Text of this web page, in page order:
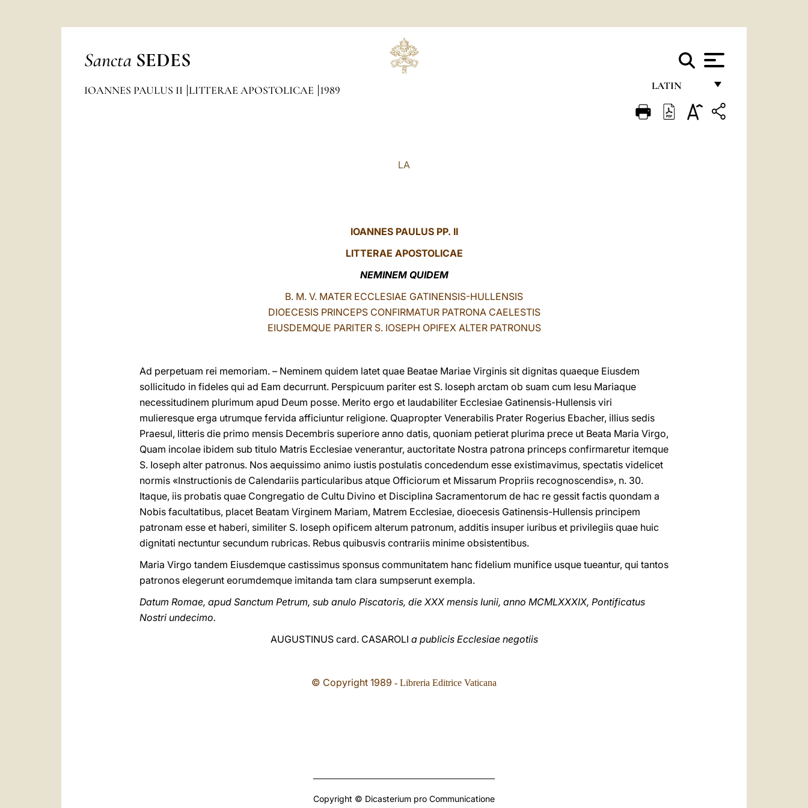
Sancta SEDES
LATIN
FRANÇAIS
IOANNES PAULUS II LITTERAE APOSTOLICAE 1989
LA
IOANNES PAULUS PP. II
LITTERAE APOSTOLICAE
NEMINEM QUIDEM
B. M. V. MATER ECCLESIAE GATINENSIS-HULLENSIS
DIOECESIS PRINCEPS CONFIRMATUR PATRONA CAELESTIS
EIUSDEMQUE PARITER S. IOSEPH OPIFEX ALTER PATRONUS
Ad perpetuam rei memoriam. – Neminem quidem latet quae Beatae Mariae Virginis sit dignitas quaeque Eiusdem
sollicitudo in fideles qui ad Eam decurrunt. Perspicuum pariter est S. Ioseph arctam ob suam cum Iesu Mariaque
necessitudinem plurimum apud Deum posse. Merito ergo et laudabiliter Ecclesiae Gatinensis-Hullensis viri
mulieresque erga utrumque fervida afficiuntur religione. Quapropter Venerabilis Prater Rogerius Ebacher, illius sedis
Praesul, litteris die primo mensis Decembris superiore anno datis, quoniam petierat plurima prece ut Beata Maria Virgo,
Quam incolae ibidem sub titulo Matris Ecclesiae venerantur, auctoritate Nostra patrona princeps confirmaretur itemque
S. Ioseph alter patronus. Nos aequissimo animo iustis postulatis concedendum esse existimavimus, spectatis videlicet
normis «Instructionis de Calendariis particularibus atque Officiorum et Missarum Propriis recognoscendis», n. 30.
Itaque, iis probatis quae Congregatio de Cultu Divino et Disciplina Sacramentorum de hac re gessit factis quondam a
Nobis facultatibus, placet Beatam Virginem Mariam, Matrem Ecclesiae, dioecesis Gatinensis-Hullensis principem
patronam esse et haberi, similiter S. Ioseph opificem alterum patronum, additis insuper iuribus et privilegiis quae huic
dignitati nectuntur secundum rubricas. Rebus quibusvis contrariis minime obsistentibus.
Maria Virgo tandem Eiusdemque castissimus sponsus communitatem hanc fidelium munifice usque tueantur, qui tantos
patronos elegerunt eorumdemque imitanda tam clara sumpserunt exempla.
Datum Romae, apud Sanctum Petrum, sub anulo Piscatoris, die XXX mensis Iunii, anno MCMLXXXIX, Pontificatus
Nostri undecimo.
AUGUSTINUS card. CASAROLI a publicis Ecclesiae negotiis
© Copyright 1989 - Libreria Editrice Vaticana
Copyright © Dicasterium pro Communicatione